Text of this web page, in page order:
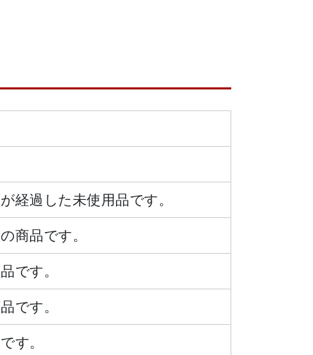
経過した未使用品です。
商品です。
です。
です。
す。